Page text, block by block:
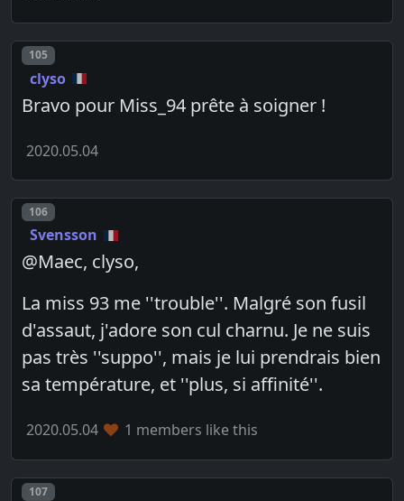
Post number
105
clyso
Bravo pour Miss_94 prête à soigner !
2020.05.04
Post number
106
Svensson
@Maec, clyso,
La miss 93 me ''trouble''. Malgré son fusil
d'assaut, j'adore son cul charnu. Je ne suis
pas très ''suppo'', mais je lui prendrais bien
sa température, et ''plus, si affinité''.
2020.05.04 1 members like this
Post number
107